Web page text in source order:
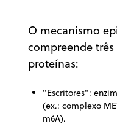
O mecanismo
compreende
proteínas:
"Escritores":
(ex.: complexo
m6A).